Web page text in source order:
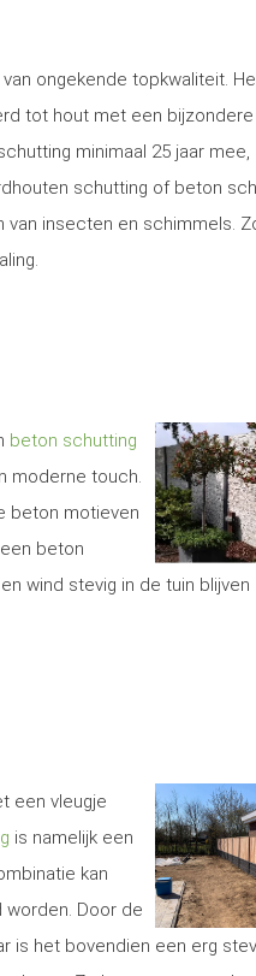
ongekende topkwaliteit.
tot hout met een
minimaal 25 jaar mee,
schutting of beton
insecten en schimmels.
beton schutting
moderne touch.
beton motieven
beton
wind stevig in de tuin blijven
een vleugje
is namelijk een
kan
Door de
is het bovendien een erg